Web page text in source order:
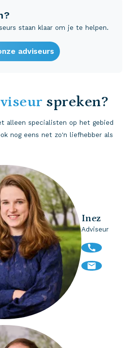
staan klaar om je te helpen.
adviseurs
spreken?
alleen specialisten op het gebied
nog eens net zo'n liefhebber als
Inez
Adviseur